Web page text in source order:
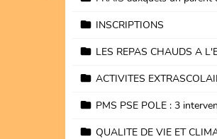
INSCRIPTIONS
LES REPAS CHAUDS A